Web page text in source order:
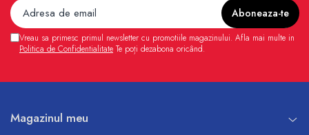
Vreau sa primesc primul newsletter cu promotiile magazinului. Afla mai multe in
Politica de Confidentialitate Te poți dezabona oricând.
Magazinul meu